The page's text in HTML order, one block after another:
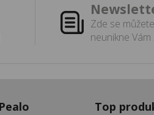
Zde se
neunikne
Top